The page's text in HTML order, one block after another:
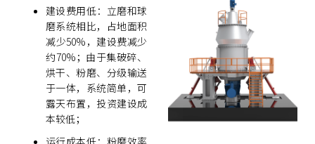
建设费用低：立磨和球
磨系统相比，占地面积
减少50%，建设费减少
约70%；由于集破碎、
烘干、粉磨、分级输送
于一体，系统简单，可
露天布置，投资建设成
本较低；